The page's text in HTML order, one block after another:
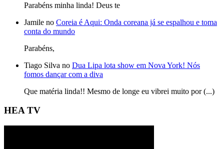
Parabéns minha linda! Deus te
Jamile no Coreia é Aqui: Onda coreana já se espalhou e toma
conta do mundo
Parabéns,
Tiago Silva no Dua Lipa lota show em Nova York! Nós
fomos dançar com a diva
Que matéria linda!! Mesmo de longe eu vibrei muito por (...)
HEA TV